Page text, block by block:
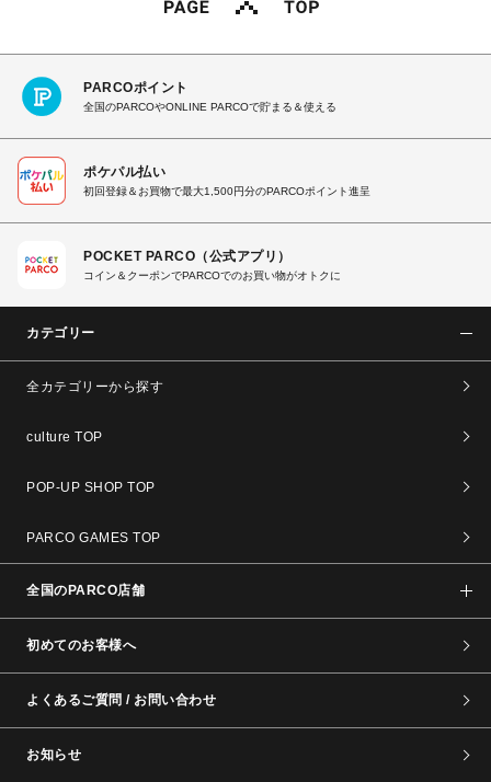
PARCOポイント
全国のPARCOやONLINE PARCOで貯まる＆使える
ポケパル払い
初回登録＆お買物で最大1,500円分のPARCOポイント進呈
POCKET PARCO（公式アプリ）
コイン＆クーポンでPARCOでのお買い物がオトクに
カテゴリー
全カテゴリーから探す
culture TOP
POP-UP SHOP TOP
PARCO GAMES TOP
全国のPARCO店舗
初めてのお客様へ
よくあるご質問 / お問い合わせ
お知らせ